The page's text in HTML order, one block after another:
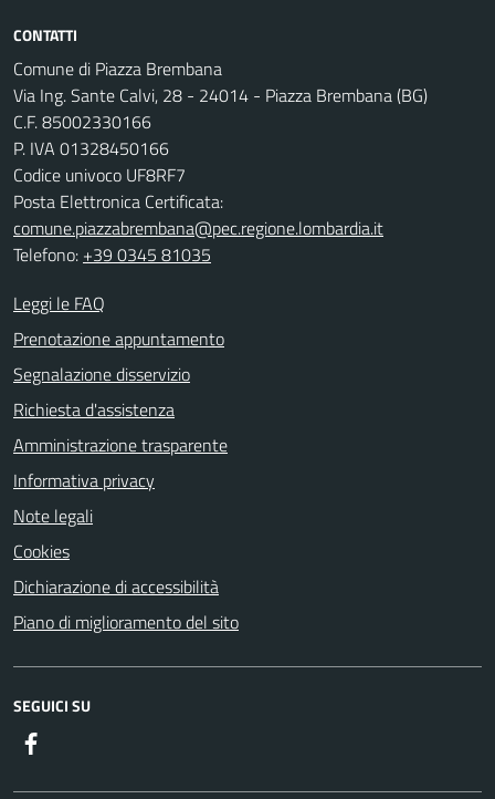
CONTATTI
Comune di Piazza Brembana
Via Ing. Sante Calvi, 28 - 24014 - Piazza Brembana (BG)
C.F. 85002330166
P. IVA 01328450166
Codice univoco UF8RF7
Posta Elettronica Certificata:
comune.piazzabrembana@pec.regione.lombardia.it
Telefono: +39 0345 81035
Leggi le FAQ
Prenotazione appuntamento
Segnalazione disservizio
Richiesta d'assistenza
Amministrazione trasparente
Informativa privacy
Note legali
Cookies
Dichiarazione di accessibilità
Piano di miglioramento del sito
SEGUICI SU